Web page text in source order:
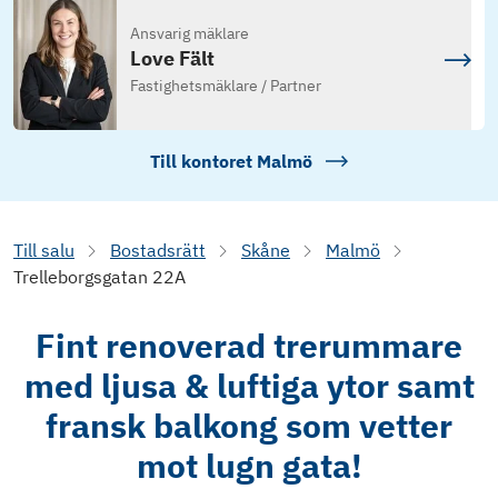
Ansvarig mäklare
Love Fält
Fastighetsmäklare / Partner
Till kontoret Malmö
Till salu Bostadsrätt Skåne
Malmö
Trelleborgsgatan 22A
Fint renoverad trerummare
med ljusa & luftiga ytor samt
fransk balkong som vetter
mot lugn gata!